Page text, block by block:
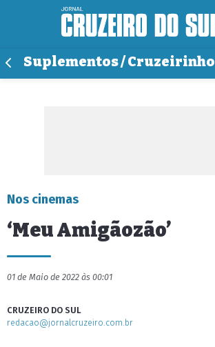
Suplementos / Cruzeirinho
Nos cinemas
‘Meu Amigãozão’
01 de Maio de 2022 às 00:01
CRUZEIRO DO SUL
redacao@jornalcruzeiro.com.br